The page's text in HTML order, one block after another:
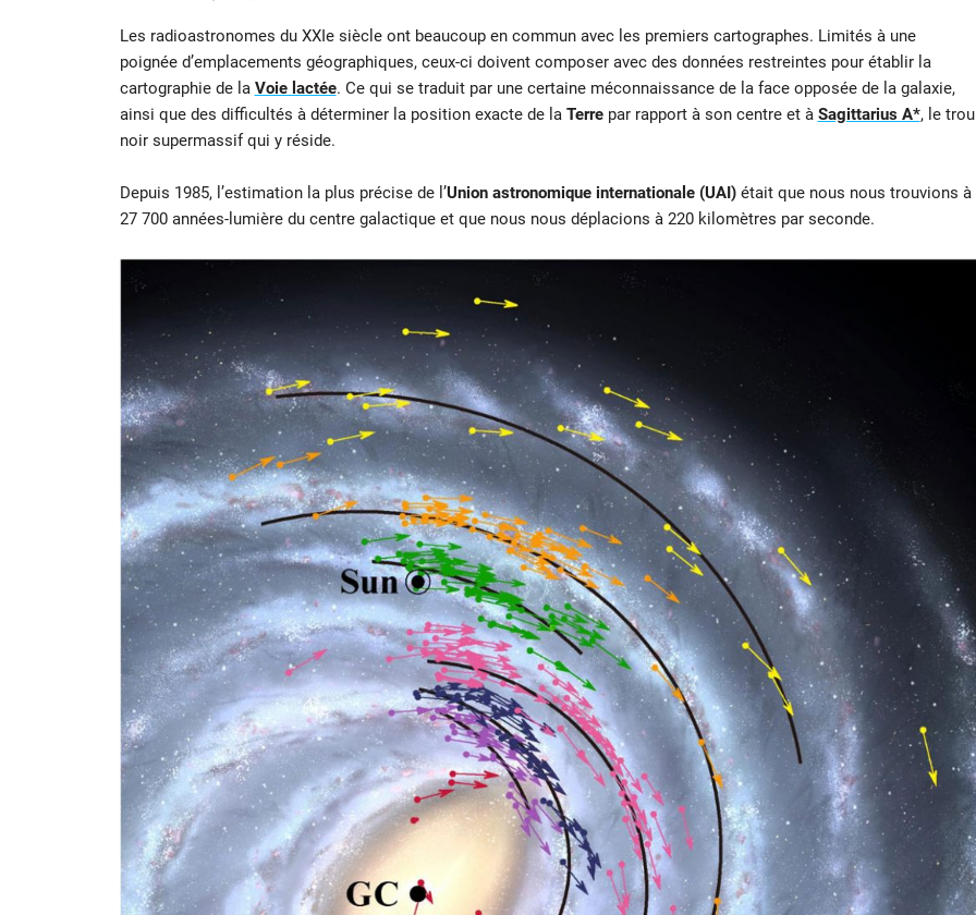
Les radioastronomes du XXIe siècle ont beaucoup en commun avec les premiers cartographes. Limités à une
poignée d’emplacements géographiques, ceux-ci doivent composer avec des données restreintes pour établir la
cartographie de la Voie lactée. Ce qui se traduit par une certaine méconnaissance de la face opposée de la galaxie,
ainsi que des difficultés à déterminer la position exacte de la Terre par rapport à son centre et à Sagittarius A*, le trou
noir supermassif qui y réside.
Depuis 1985, l’estimation la plus précise de l’Union astronomique internationale (UAI)était que nous nous trouvions à
27 700 années-lumière du centre galactique et que nous nous déplacions à 220 kilomètres par seconde.